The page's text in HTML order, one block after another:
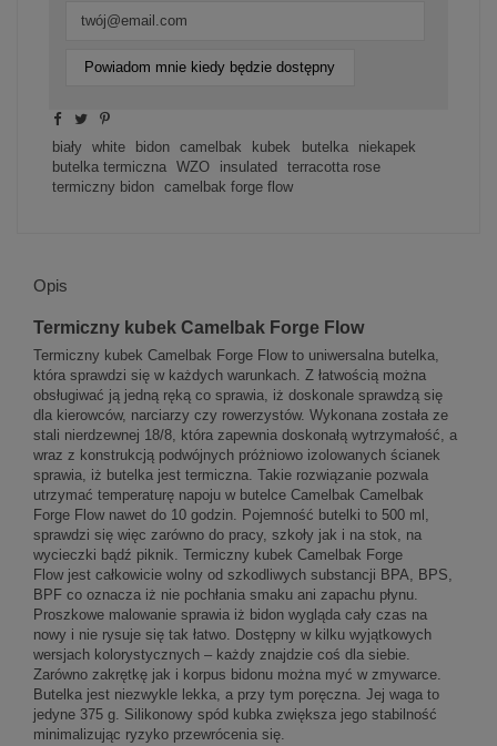
Powiadom mnie kiedy będzie dostępny
biały white bidon camelbak kubek butelka
niekapek
butelka termiczna
WZO insulated
terracotta rose
termiczny bidon
camelbak forge flow
Opis
Termiczny kubek Camelbak Forge Flow
Termiczny kubek Camelbak Forge Flow to uniwersalna butelka,
która sprawdzi się w każdych warunkach. Z łatwością można
obsługiwać ją jedną ręką co sprawia, iż doskonale sprawdzą się
dla kierowców, narciarzy czy rowerzystów. Wykonana została ze
stali nierdzewnej 18/8, która zapewnia doskonałą wytrzymałość, a
wraz z konstrukcją podwójnych próżniowo izolowanych ścianek
sprawia, iż butelka jest termiczna. Takie rozwiązanie pozwala
utrzymać temperaturę napoju w butelce Camelbak Camelbak
Forge Flow nawet do 10 godzin. Pojemność butelki to 500 ml,
sprawdzi się więc zarówno do pracy, szkoły jak i na stok, na
wycieczki bądź piknik. Termiczny kubek Camelbak Forge
Flow jest całkowicie wolny od szkodliwych substancji BPA, BPS,
BPF co oznacza iż nie pochłania smaku ani zapachu płynu.
Proszkowe malowanie sprawia iż bidon wygląda cały czas na
nowy i nie rysuje się tak łatwo. Dostępny w kilku wyjątkowych
wersjach kolorystycznych – każdy znajdzie coś dla siebie.
Zarówno zakrętkę jak i korpus bidonu można myć w zmywarce.
Butelka jest niezwykle lekka, a przy tym poręczna. Jej waga to
jedyne 375 g. Silikonowy spód kubka zwiększa jego stabilność
minimalizując ryzyko przewrócenia się.